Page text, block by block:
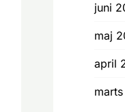
juni
maj
april